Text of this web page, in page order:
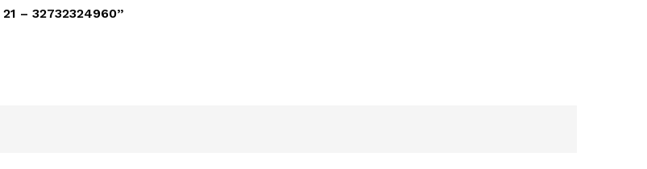
21 – 32732324960”